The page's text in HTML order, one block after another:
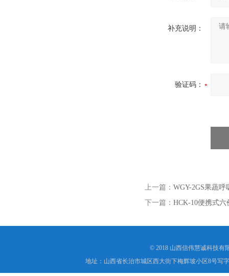
补充说明：
验证码：
上一篇： WGY-2GS果蔬呼
下一篇： HCK-10便携式六
© 2018 山西信伟慧诚科技有
地址：山西省长治市城区西大街下梅辉坡小区8号写